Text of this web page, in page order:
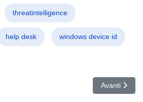
threatintelligence
help desk windows device id
Avvisi Fiscali in India: phishing con
Articolo
Avanti